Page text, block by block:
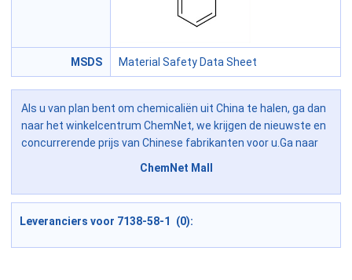
MSDS Material Safety Data Sheet
Als u van plan bent om chemicaliën uit China te halen, ga dan
naar het winkelcentrum ChemNet, we krijgen de nieuwste en
concurrerende prijs van Chinese fabrikanten voor u.Ga naar
ChemNet Mall
Leveranciers voor 7138-58-1 (0):